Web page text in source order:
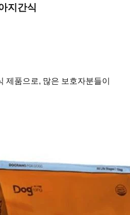
지간식
제품으로, 많은 보호자분들이